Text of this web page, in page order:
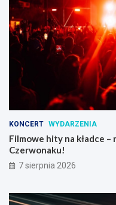
KONCERT WYDARZENIA
Filmowe hity na kładce
Czerwonaku!
7 sierpnia 2026